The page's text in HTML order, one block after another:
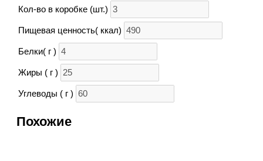
Кол-во в коробке (шт.)
Пищевая ценность( ккал)
Белки( г )
Жиры ( г )
Углеводы ( г )
Похожие